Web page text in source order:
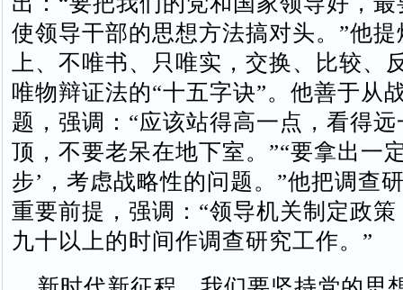
使领导干部的思想方法搞对头。”他提
上、不唯书、只唯实，交换、比较、
唯物辩证法的“十五字诀”。他善于从
题，强调：“应该站得高一点，看得
顶，不要老呆在地下室。”“要拿出一
步’，考虑战略性的问题。”他把调查
重要前提，强调：“领导机关制定政
九十以上的时间作调查研究工作。”